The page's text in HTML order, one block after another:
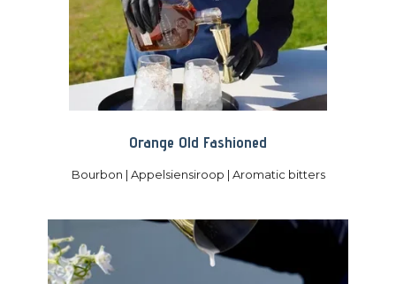
Orange Old Fashioned
Bourbon | Appelsiensiroop | Aromatic bitters